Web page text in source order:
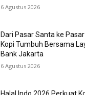
6 Agustus 2026
Dari Pasar Santa ke
Kopi Tumbuh Bersama
Bank Jakarta
6 Agustus 2026
Halal Indo 2026 Perkuat